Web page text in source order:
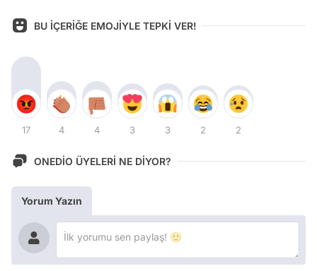
BU İÇERİĞE EMOJİYLE TEPKİ VER!
17 4 4 3 3 2 2
ONEDİO ÜYELERİ NE DİYOR?
Yorum Yazın